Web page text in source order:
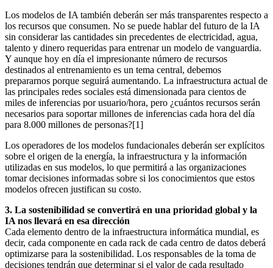
Los modelos de IA también deberán ser más transparentes respecto a
los recursos que consumen. No se puede hablar del futuro de la IA
sin considerar las cantidades sin precedentes de electricidad, agua,
talento y dinero requeridas para entrenar un modelo de vanguardia.
Y aunque hoy en día el impresionante número de recursos
destinados al entrenamiento es un tema central, debemos
prepararnos porque seguirá aumentando. La infraestructura actual de
las principales redes sociales está dimensionada para cientos de
miles de inferencias por usuario/hora, pero ¿cuántos recursos serán
necesarios para soportar millones de inferencias cada hora del día
para 8.000 millones de personas?[1]
Los operadores de los modelos fundacionales deberán ser explícitos
sobre el origen de la energía, la infraestructura y la información
utilizadas en sus modelos, lo que permitirá a las organizaciones
tomar decisiones informadas sobre si los conocimientos que estos
modelos ofrecen justifican su costo.
3. La sostenibilidad se convertirá en una prioridad global y la
IA nos llevará en esa dirección
Cada elemento dentro de la infraestructura informática mundial, es
decir, cada componente en cada rack de cada centro de datos deberá
optimizarse para la sostenibilidad. Los responsables de la toma de
decisiones tendrán que determinar si el valor de cada resultado